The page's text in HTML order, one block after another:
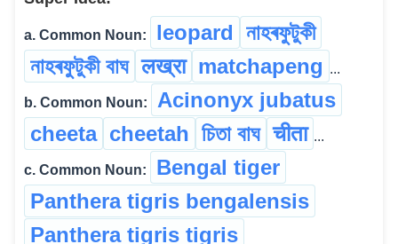
a. Common Noun: leopard নাহৰফুটুকী
নাহৰফুটুকী বাঘ लख्रा matchapeng ...
b. Common Noun:
Acinonyx jubatus
cheeta cheetah চিতা বাঘ चीता ...
c. Common Noun:
Bengal tiger
Panthera tigris bengalensis
Panthera tigris tigris